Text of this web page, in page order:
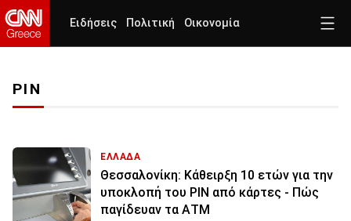
Ειδήσεις Πολιτική Οικονομία
PIN
ΕΛΛΑΔΑ
Θεσσαλονίκη: Κάθειρξη 10 ετών για την
υποκλοπή του PIN από κάρτες - Πώς
παγίδευαν τα ΑΤΜ